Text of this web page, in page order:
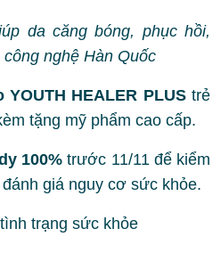
da căng bóng, phục hồi,
nghệ Hàn Quốc
YOUTH HEALER PLUStrẻ
tặng mỹ phẩm cao cấp.
100% trước 11/11 để kiểm
giá nguy cơ sức khỏe.